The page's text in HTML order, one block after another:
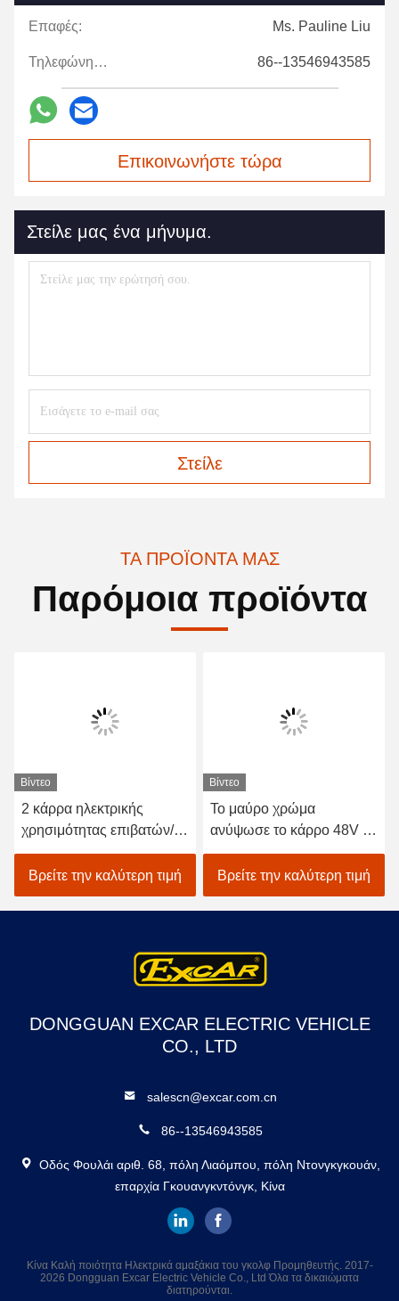
Επαφές: Ms. Pauline Liu
Τηλεφώνημα: 86--13546943585
Επικοινωνήστε τώρα
Στείλε μας ένα μήνυμα.
Στείλε
ΤΑ ΠΡΟΪΌΝΤΑ ΜΑΣ
Παρόμοια προϊόντα
Βίντεο
2 κάρρα ηλεκτρικής
χρησιμότητας επιβατών/
ηλεκτρικό κάρρο τροφίμων
με τις τρωικές μπαταρίες
48v
Βρείτε την καλύτερη τιμή
Βίντεο
Το μαύρο χρώμα
ανύψωσε το κάρρο 48V 2
γκολφ τροφίμων ποτών με
λάθη αυτοκίνητο
ξενοδοχείων επιβατών
Βρείτε την καλύτερη τιμή
DONGGUAN EXCAR ELECTRIC VEHICLE
CO., LTD
salescn@excar.com.cn
86--13546943585
Οδός Φουλάι αριθ. 68, πόλη Λιαόμπου, πόλη Ντονγκγκουάν,
επαρχία Γκουανγκντόνγκ, Κίνα
Κίνα Καλή ποιότητα Ηλεκτρικά αμαξάκια του γκολφ Προμηθευτής. 2017-
2026 Dongguan Excar Electric Vehicle Co., Ltd Όλα τα δικαιώματα
διατηρούνται.